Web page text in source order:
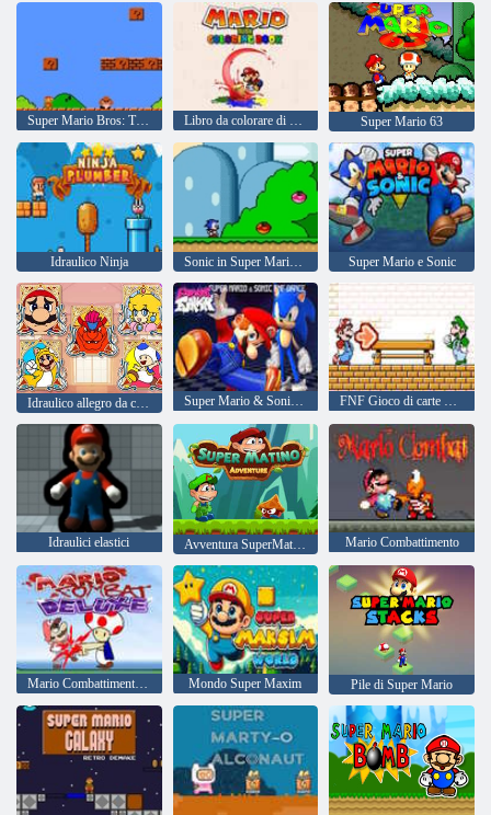
Super Mario Bros: Trucchi per due giocatori Libro da colorare di Mario Rush Super Mario 63
Idraulico Ninja Sonic in Super Mario World Super Mario e Sonic
Super Mario & Sonic FNF Danza FNF Gioco di carte Blues
Idraulici elastici Avventura SuperMatino Mario Combattimento
Mario Combattimento Deluxe Mondo Super Maxim Pile di Super Mario